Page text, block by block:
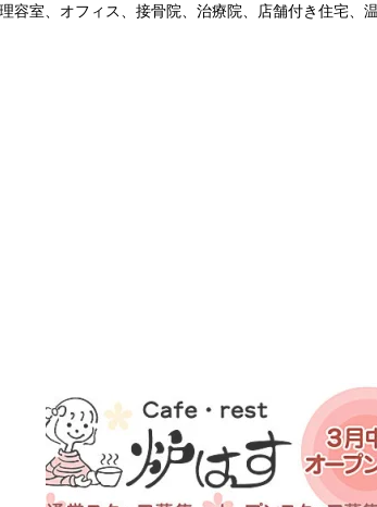
容室、オフィス、接骨院、治療院、店舗付き住宅